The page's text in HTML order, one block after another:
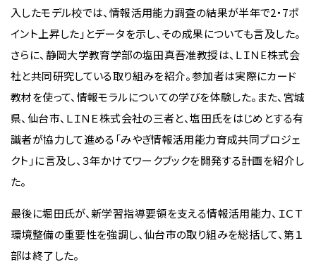
入したモデル校では、情報活用能力調査の結果が半年で2・7ポ
イント上昇した」とデータを示し、その成果についても言及した。
さらに、静岡大学教育学部の塩田真吾准教授は、ＬＩＮE株式会
社と共同研究している取り組みを紹介。参加者は実際にカード
教材を使って、情報モラルについての学びを体験した。また、宮城
県、仙台市、ＬＩＮＥ株式会社の三者と、塩田氏をはじめとする有
識者が協力して進める「みやぎ情報活用能力育成共同プロジェ
クト」に言及し、３年かけてワークブックを開発する計画を紹介し
た。
最後に堀田氏が、新学習指導要領を支える情報活用能力、ＩＣＴ
環境整備の重要性を強調し、仙台市の取り組みを総括して、第１
部は終了した。